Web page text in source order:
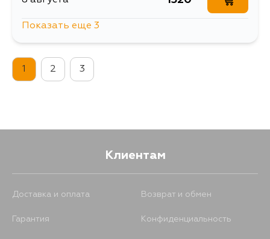
11 августа
Показать еще 3
1 2 3
Клиентам
Доставка и оплата Возврат и обмен
Гарантия Конфиденциальность